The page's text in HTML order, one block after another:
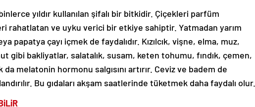
yıldır kullanılan şifalı bir bitkidir. Çiçekleri parfüm
rahatlatan ve uyku verici bir etkiye sahiptir. Yatmadan yarım
papatya çayı içmek de faydalıdır. Kızılcık, vişne, elma, muz,
gibi bakliyatlar, salatalık, susam, keten tohumu, fındık, çemen,
da melatonin hormonu salgısını artırır. Ceviz ve badem de
Bu gıdaları akşam saatlerinde tüketmek daha faydalı olur.